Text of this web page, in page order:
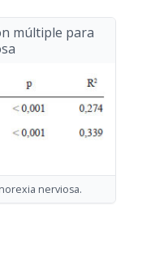
múltiple para
nerviosa.